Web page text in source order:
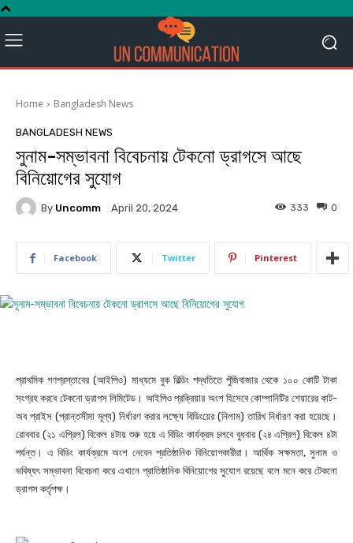
Home Bangladesh News
BANGLADESH NEWS
সুনাম-সম্ভাবনা বিবেচনায় টেকনো ড্রাগসে আছে
বিনিয়োগের সুযোগ
By Uncomm April 20, 2024 0
333
Facebook Twitter Pinterest
প্রাথমিক গণপ্রস্তাবের (আইপিও) মাধ্যমে বুক বিল্ডিং পদ্ধতিতে পুঁজিবাজার থেকে ১০০ কোটি টাকা
সংগ্রহ করবে টেকনো ড্রাগস লিমিটেড। আইপিও প্রক্রিয়ার অংশ হিসেবে কোম্পানিটির শেয়ারের কাট-
অব প্রাইস (প্রান্তসীমা মূল্য) নির্ধারণ করার লক্ষ্যে বিডিংয়ের (নিলাম) তারিখ নির্ধারণ করা হয়েছে।
রোববার (২১ এপ্রিল) বিকেল ৪টায় শুরু হয়ে এ বিডিং কার্যক্রম চলবে বুধবার (২৪ এপ্রিল) বিকেল ৪টা
পর্যন্ত। এ বিডিং কার্যক্রমে অংশ নেবেন প্রতিষ্ঠানিক বিনিয়োগকারীরা। আর্থিক সক্ষমতা, সুনাম ও
ভবিষ্যৎ সম্ভাবনা বিবেচনা করে এখানে প্রাতিষ্ঠানিক বিনিয়োগের সুযোগ রয়েছে বলে মনে করে টেকনো
ড্রাগস কর্তৃপক্ষ।